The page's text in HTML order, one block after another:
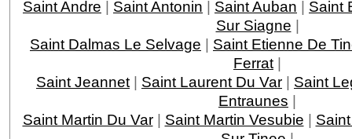
Saint Andre | Saint Antonin | Saint Auban | Saint
Sur Siagne |
Saint Dalmas Le Selvage | Saint Etienne De
Ferrat |
Saint Jeannet | Saint Laurent Du Var | Saint
Entraunes |
Saint Martin Du Var| Saint Martin Vesubie |